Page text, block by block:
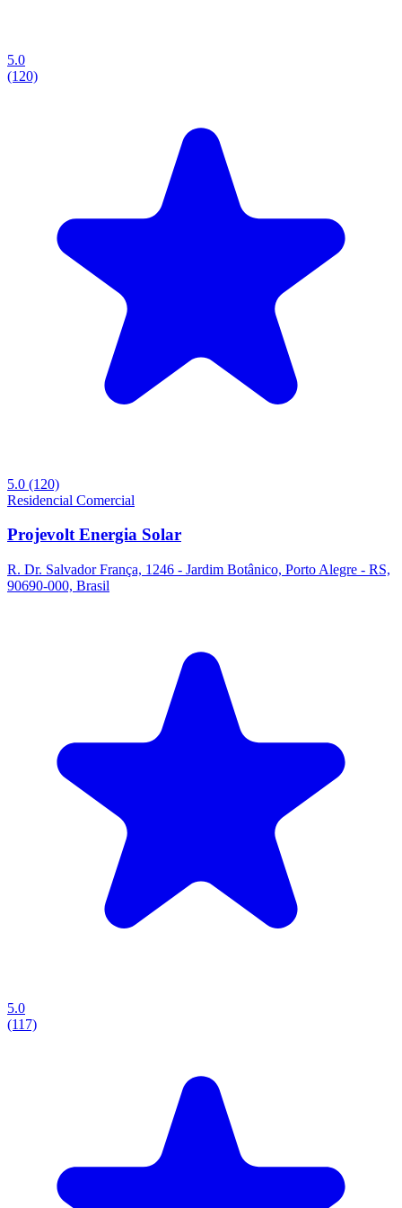
5.0
(120)
5.0 (120)
Residencial Comercial
Projevolt Energia Solar
R. Dr. Salvador França, 1246 - Jardim Botânico, Porto Alegre - RS,
90690-000, Brasil
5.0
(117)